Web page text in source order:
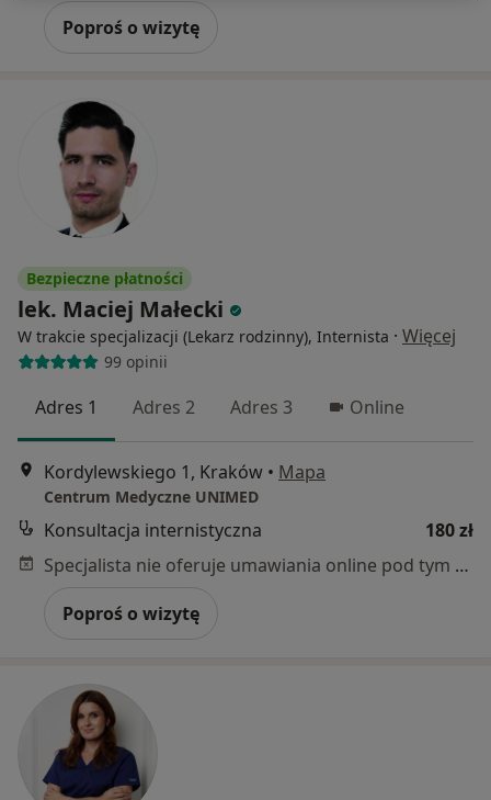
Poproś o wizytę
Bezpieczne płatności
lek. Maciej Małecki
W trakcie specjalizacji (Lekarz rodzinny), Internista · Więcej
99 opinii
Adres 1 Adres 2 Adres 3 Online
Kordylewskiego 1, Kraków • Mapa
Centrum Medyczne UNIMED
Konsultacja internistyczna
180 zł
Specjalista nie oferuje umawiania online pod tym adresem.
Poproś o wizytę